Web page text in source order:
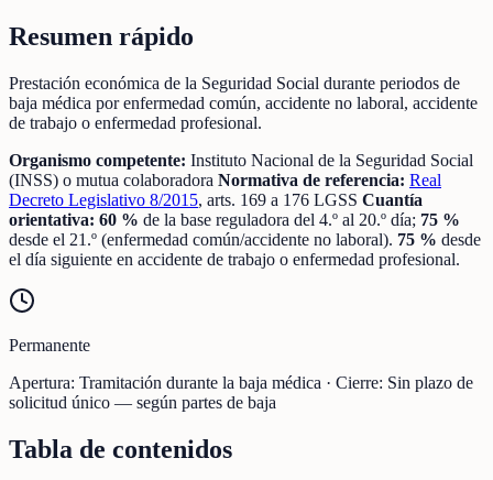
Resumen rápido
Prestación económica de la Seguridad Social durante periodos de
baja médica por enfermedad común, accidente no laboral, accidente
de trabajo o enfermedad profesional.
Organismo competente: Instituto Nacional de la Seguridad Social
(INSS) o mutua colaboradora Normativa de referencia: Real
Decreto Legislativo 8/2015, arts. 169 a 176 LGSS Cuantía
orientativa: 60 % de la base reguladora del 4.º al 20.º día; 75 %
desde el 21.º (enfermedad común/accidente no laboral). 75 % desde
el día siguiente en accidente de trabajo o enfermedad profesional.
Permanente
Apertura: Tramitación durante la baja médica · Cierre: Sin plazo de
solicitud único — según partes de baja
Tabla de contenidos